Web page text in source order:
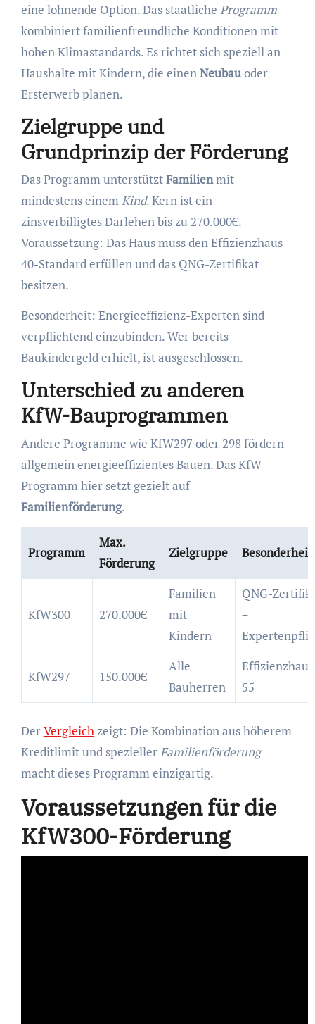
eine lohnende Option. Das staatliche Programm
kombiniert familienfreundliche Konditionen mit
hohen Klimastandards. Es richtet sich speziell an
Haushalte mit Kindern, die einenNeubauoder
Ersterwerb planen.
Zielgruppe und
Grundprinzip der Förderung
Das Programm unterstütztFamilienmit
mindestens einemKind. Kern ist ein
zinsverbilligtes Darlehen bis zu 270.000€.
Voraussetzung: Das Haus muss den Effizienzhaus-
40-Standard erfüllen und das QNG-Zertifikat
besitzen.
Besonderheit: Energieeffizienz-Experten sind
verpflichtend einzubinden. Wer bereits
Baukindergeld erhielt, ist ausgeschlossen.
Unterschied zu anderen
KfW-Bauprogrammen
Andere Programme wie KfW297 oder 298 fördern
allgemein energieeffizientes Bauen. Das KfW-
Programm hier setzt gezielt auf
Familienförderung.
Programm
Max.
Förderung
Zielgruppe Besonderheit
KfW300 270.000€
Familien
mit
Kindern
QNG-
+
KfW297 150.000€
Alle
Bauherren
Effizienzhaus
55
DerVergleichzeigt: Die Kombination aus höherem
Kreditlimit und speziellerFamilienförderung
macht dieses Programm einzigartig.
Voraussetzungen für die
KfW300-Förderung